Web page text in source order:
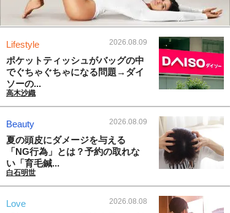
Lifestyle 2026.08.09
ポケットティッシュがバッグの中
でぐちゃぐちゃになる問題→ダイ
ソーの...
高木沙織
Beauty 2026.08.09
夏の頭皮にダメージを与える
「NG行為」とは？予約の取れな
い「育毛鍼...
白石明世
Love 2026.08.08